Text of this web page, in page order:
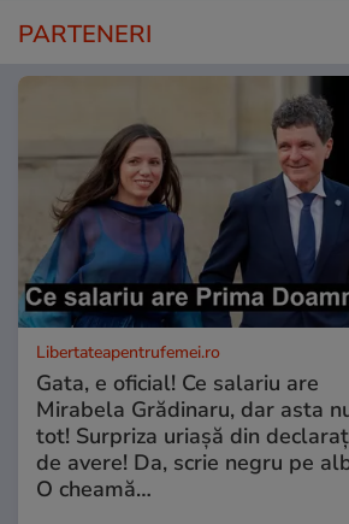
PARTENERI
Libertateapentrufemei.ro
Gata, e oficial! Ce salariu are
Mirabela Grădinaru, dar asta
tot! Surpriza uriașă din
de avere! Da, scrie negru pe
O cheamă…